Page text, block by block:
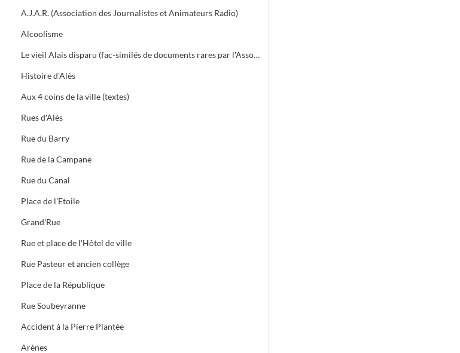
A.J.A.R. (Association des Journalistes et Animateurs Radio)
Alcoolisme
Le vieil Alais disparu (fac-similés de documents rares par l'Association des Amis du vieil Alais)
Histoire d'Alès
Aux 4 coins de la ville (textes)
Rues d'Alès
Rue du Barry
Rue de la Campane
Rue du Canal
Place de l'Etoile
Grand'Rue
Rue et place de l'Hôtel de ville
Rue Pasteur et ancien collège
Place de la République
Rue Soubeyranne
Accident à la Pierre Plantée
Arènes